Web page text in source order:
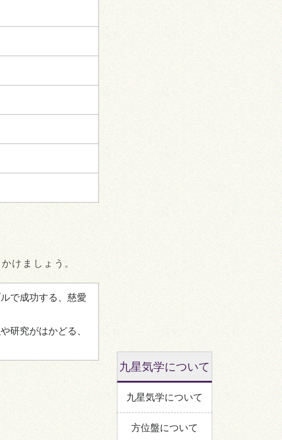
けましょう。
で成功する、慈愛
研究がはかどる、
九星気学について
九星気学について
方位盤について